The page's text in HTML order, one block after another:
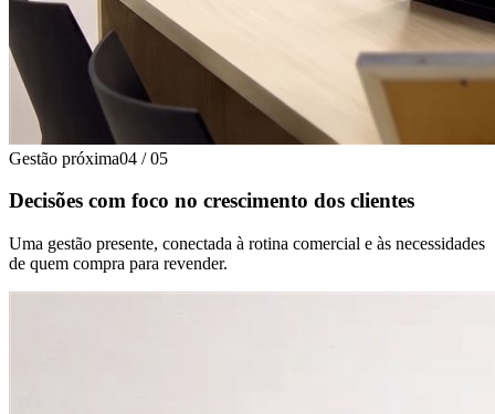
Gestão próxima04 / 05
Decisões com foco no crescimento dos clientes
Uma gestão presente, conectada à rotina comercial e às necessidades
de quem compra para revender.